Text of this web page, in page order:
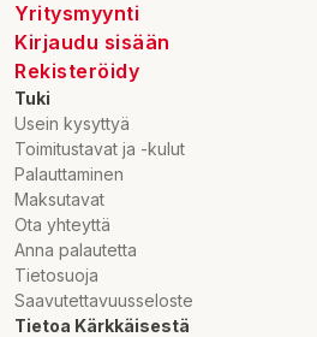
Yritysmyynti
Kirjaudu sisään
Rekisteröidy
Tuki
Usein kysyttyä
Toimitustavat ja -kulut
Palauttaminen
Maksutavat
Ota yhteyttä
Anna palautetta
Tietosuoja
Saavutettavuusseloste
Tietoa Kärkkäisestä